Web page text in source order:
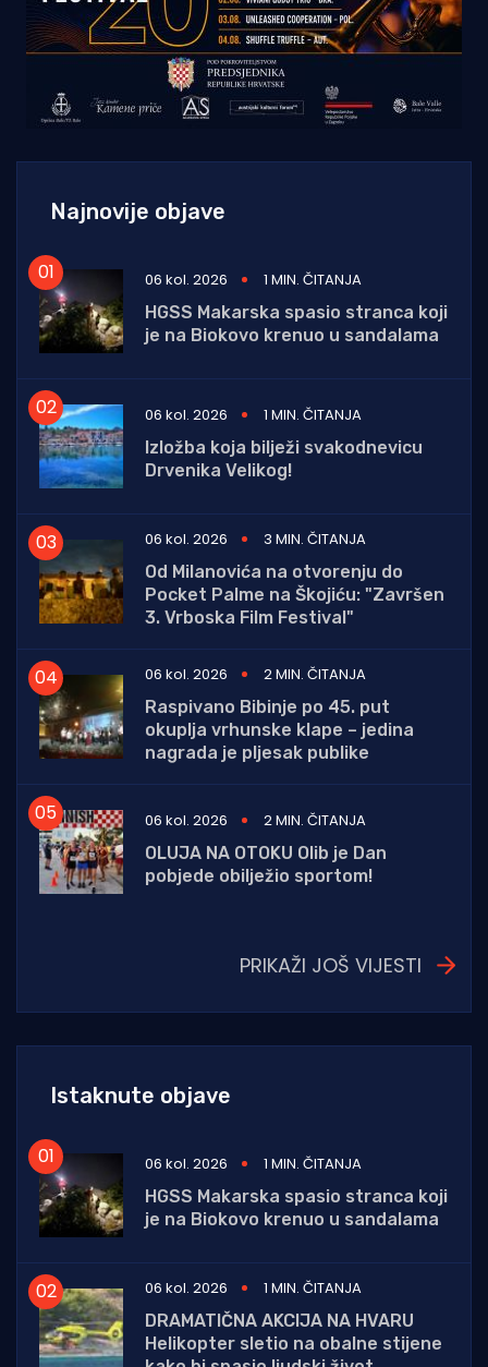
Najnovije objave
06 kol. 2026
1 MIN. ČITANJA
HGSS Makarska spasio stranca koji
je na Biokovo krenuo u sandalama
06 kol. 2026
1 MIN. ČITANJA
Izložba koja bilježi svakodnevicu
Drvenika Velikog!
06 kol. 2026
3 MIN. ČITANJA
Od Milanovića na otvorenju do
Pocket Palme na Škojiću: "Završen
3. Vrboska Film Festival"
06 kol. 2026
2 MIN. ČITANJA
Raspivano Bibinje po 45. put
okuplja vrhunske klape – jedina
nagrada je pljesak publike
06 kol. 2026
2 MIN. ČITANJA
OLUJA NA OTOKU Olib je Dan
pobjede obilježio sportom!
PRIKAŽI JOŠ VIJESTI
Istaknute objave
06 kol. 2026
1 MIN. ČITANJA
HGSS Makarska spasio stranca koji
je na Biokovo krenuo u sandalama
06 kol. 2026
1 MIN. ČITANJA
DRAMATIČNA AKCIJA NA HVARU
Helikopter sletio na obalne stijene